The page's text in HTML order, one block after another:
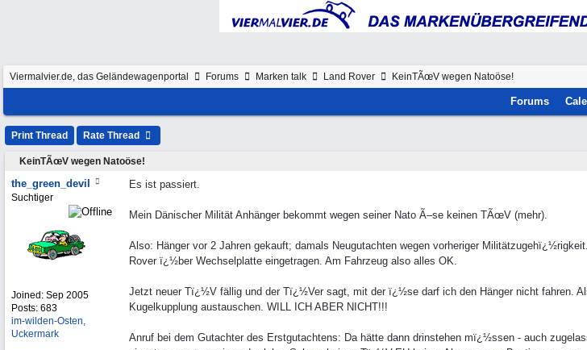
Viermalvier.de, das Geländewagenportal Forums Marken talk Land Rover KeinTÃœV wegen Natoöse!
Forums
Print Thread Rate Thread
KeinTÃœV wegen Natoöse!
the_green_devil
Suchtiger
Joined: Sep 2005
Posts: 683
im-wilden-Osten,
Uckermark
Es ist passiert.
Mein Dänischer Milität Anhänger bekommt wegen seiner Nato Ã–se keinen TÃœV (mehr).
Also: Hänger vor 2 Jahren gekauft; damals Neugutachten wegen vorheriger
Rover ï¿½ber Wechselplatte eingetragen. Am Fahrzeug also alles OK.
Jetzt neuer Tï¿½V fällig und der Tï¿½Ver sagt, mit der ï¿½se darf ich den Hänger nicht fahren.
Kugelkupplung austauschen. WILL ICH ABER NICHT!!!
Anruf bei dem Gutachter des Erstgutachtens: Da hätte dann drinstehen mï¿½ssen - auch